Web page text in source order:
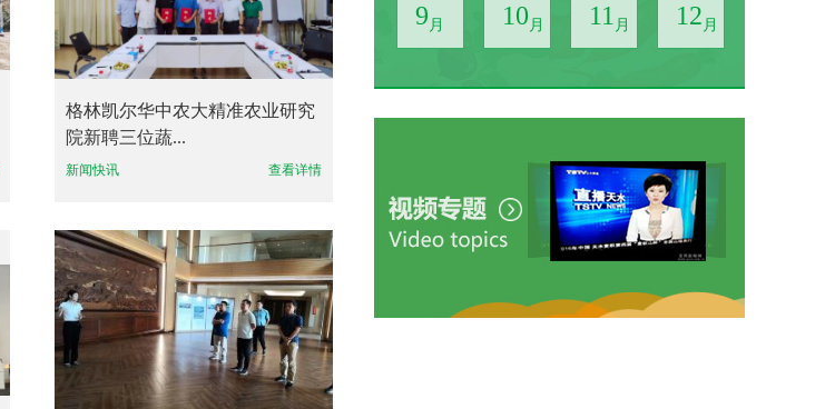
格林凯尔华中农大精准农业研究
院新聘三位蔬...
新闻快讯 查看详情
9 月 10 月 11 月 12 月